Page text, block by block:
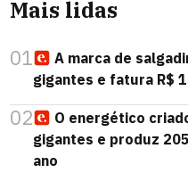
Mais lidas
01
A marca de
gigantes e fatura R$
02
O energético
gigantes e produz
ano